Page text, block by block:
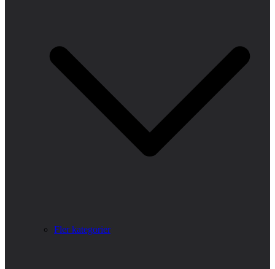
Fler kategorier